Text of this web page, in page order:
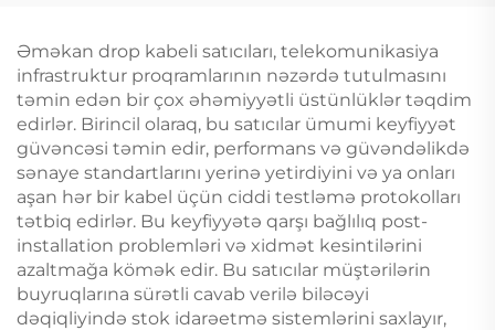
Əməkan drop kabeli satıcıları, telekomunikasiya
infrastruktur proqramlarının nəzərdə tutulmasını
təmin edən bir çox əhəmiyyətli üstünlüklər təqdim
edirlər. Birincil olaraq, bu satıcılar ümumi keyfiyyət
güvəncəsi təmin edir, performans və güvəndəlikdə
sənaye standartlarını yerinə yetirdiyini və ya onları
aşan hər bir kabel üçün ciddi testləmə protokolları
tətbiq edirlər. Bu keyfiyyətə qarşı bağlılıq post-
installation problemləri və xidmət kesintilərini
azaltmağa kömək edir. Bu satıcılar müştərilərin
buyruqlarına sürətli cavab verilə biləcəyi
dəqiqliyində stok idarəetmə sistemlərini saxlayır,